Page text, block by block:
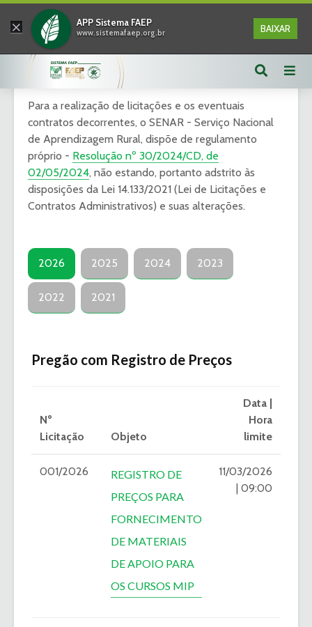
× APP Sistema FAEP
www.sistemafaep.org.br BAIXAR
Licitações - SENAR-PR
Para a realização de licitações e os eventuais
contratos decorrentes, o SENAR - Serviço Nacional
de Aprendizagem Rural, dispõe de regulamento
próprio - Resolução nº 30/2024/CD, de
02/05/2024, não estando, portanto adstrito às
disposições da Lei 14.133/2021 (Lei de Licitações e
Contratos Administrativos) e suas alterações.
2026 2025 2024 2023
2022 2021
Pregão com Registro de Preços
Nº
Licitação
Objeto
Data |
Hora
limite
001/2026
REGISTRO DE
PREÇOS PARA
FORNECIMENTO
DE MATERIAIS
DE APOIO PARA
OS CURSOS MIP
11/03/2026
| 09:00